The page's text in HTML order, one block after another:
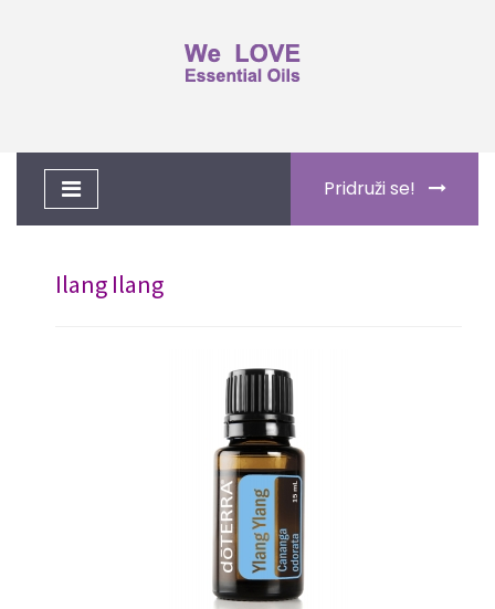
Pridruži se!
Toggle
navigation
Ilang Ilang